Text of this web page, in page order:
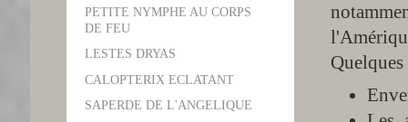
PETITE NYMPHE AU CORPS
DE FEU
LESTES DRYAS
CALOPTERIX ECLATANT
SAPERDE DE L'ANGELIQUE